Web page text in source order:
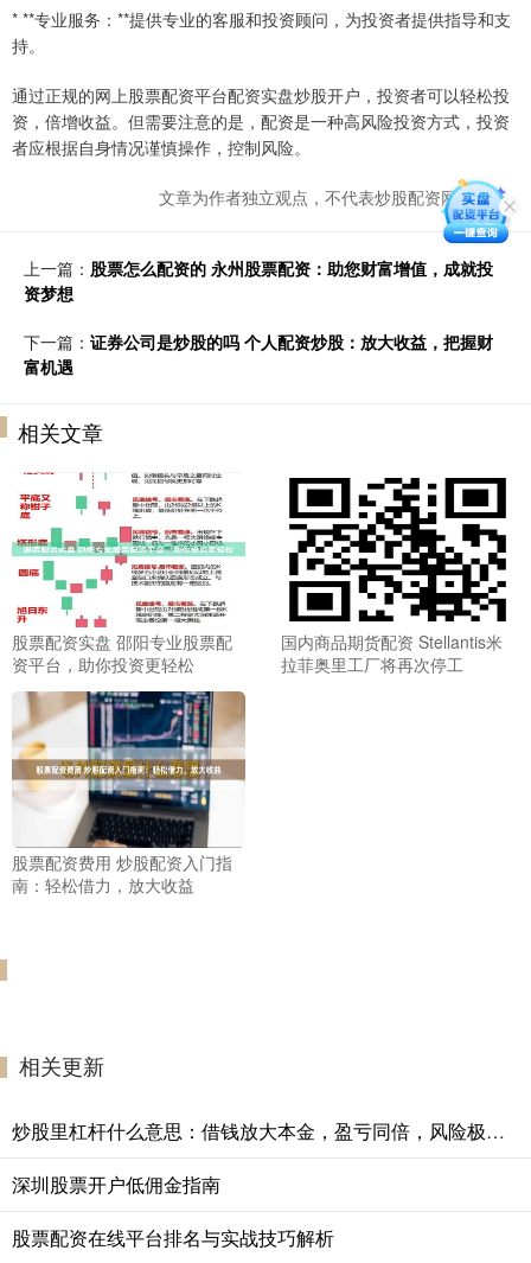
* **专业服务：**提供专业的客服和投资顾问，为投资者提供指导和支
持。
通过正规的网上股票配资平台配资实盘炒股开户，投资者可以轻松投
资，倍增收益。但需要注意的是，配资是一种高风险投资方式，投资
者应根据自身情况谨慎操作，控制风险。
文章为作者独立观点，不代表炒股配资网站观点
上一篇： 股票怎么配资的 永州股票配资：助您财富增值，成就投
资梦想
下一篇： 证券公司是炒股的吗 个人配资炒股：放大收益，把握财
富机遇
相关文章
股票配资实盘 邵阳专业股票配
资平台，助你投资更轻松
国内商品期货配资 Stellantis米
拉菲奥里工厂将再次停工
股票配资费用 炒股配资入门指
南：轻松借力，放大收益
相关更新
炒股里杠杆什么意思：借钱放大本金，盈亏同倍，风险极高。
深圳股票开户低佣金指南
股票配资在线平台排名与实战技巧解析